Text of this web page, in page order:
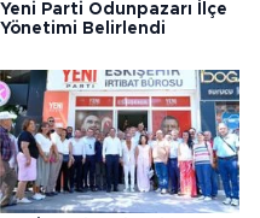
Yeni Parti Odunpazarı İlçe
Yönetimi Belirlendi